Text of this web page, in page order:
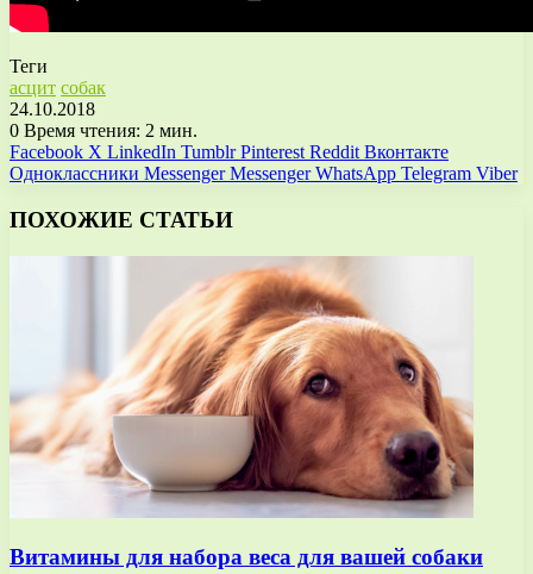
Теги
асцит собак
24.10.2018
0 Время чтения: 2 мин.
Facebook X LinkedIn Tumblr Pinterest Reddit Вконтакте
Одноклассники Messenger Messenger WhatsApp Telegram Viber
ПОХОЖИЕ СТАТЬИ
Витамины для набора веса для вашей собаки